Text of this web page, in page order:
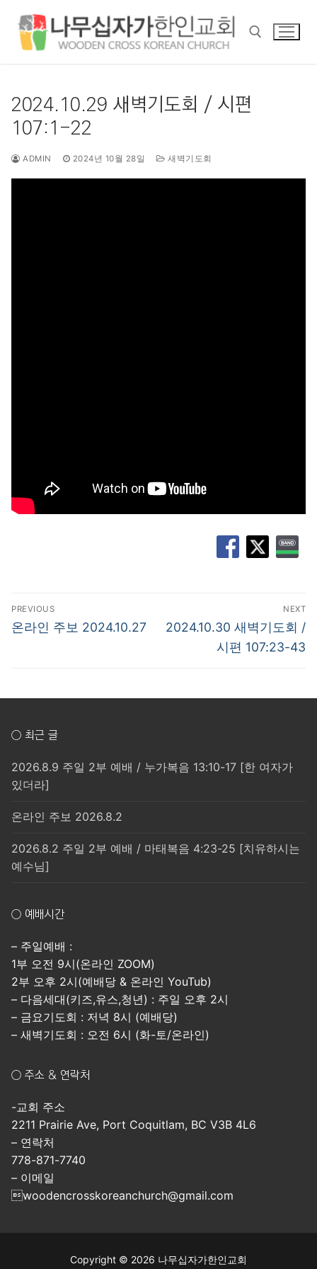
2024.10.29 새벽기도회 / 시편
107:1-22
ADMIN 2024년 10월 28일 새벽기도회
글
탐
PREVIOUS
Previous
온라인 주보 2024.10.27
NEXT
Next
2024.10.30 새벽기도회 /
시편 107:23-43
○ 최근 글
2026.8.9 주일 2부 예배 / 누가복음 13:10-17 [한 여자가
있더라]
온라인 주보 2026.8.2
2026.8.2 주일 2부 예배 / 마태복음 4:23-25 [치유하시는
예수님]
○ 예배시간
– 주일예배 :
1부 오전 9시(온라인 ZOOM)
2부 오후 2시(예배당 & 온라인 YouTub)
– 다음세대(키즈,유스,청년) : 주일 오후 2시
– 금요기도회 : 저녁 8시 (예배당)
– 새벽기도회 : 오전 6시 (화-토/온라인)
○ 주소 & 연락처
-교회 주소
2211 Prairie Ave, Port Coquitlam, BC V3B 4L6
– 연락처
778-871-7740
– 이메일
woodencrosskoreanchurch@gmail.com
Copyright © 2026 나무십자가한인교회